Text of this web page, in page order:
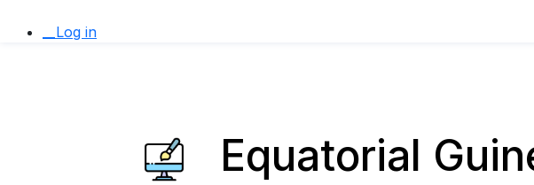
__Log in
Equatorial